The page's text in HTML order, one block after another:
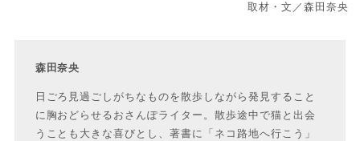
取材・文／森田奈央
森田奈央
日ごろ見過ごしがちなものを散歩しながら発見すること
に胸おどらせるおさんぽライター。散歩途中で猫と出会
うことも大きな喜びとし、著書に「ネコ路地へ行こう」